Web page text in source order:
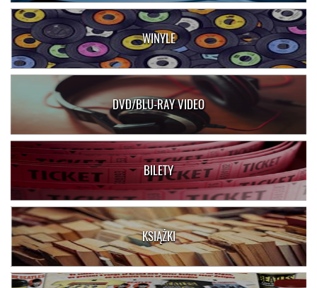
WINYLE
DVD/BLU-RAY VIDEO
BILETY
KSIĄŻKI